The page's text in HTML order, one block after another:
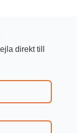
direkt till